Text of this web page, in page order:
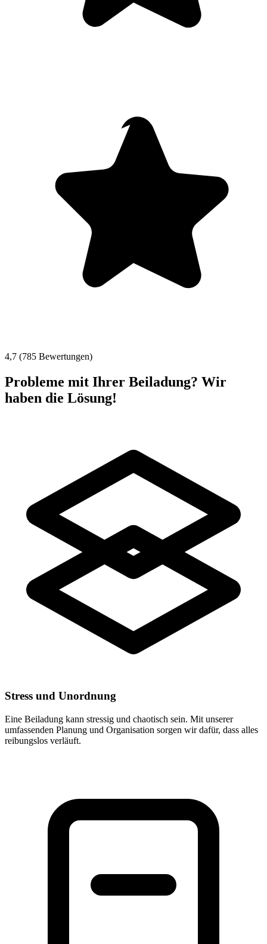
4,7 (785 Bewertungen)
Probleme mit Ihrer Beiladung? Wir
haben die Lösung!
Stress und Unordnung
Eine Beiladung kann stressig und chaotisch sein. Mit unserer
umfassenden Planung und Organisation sorgen wir dafür, dass alles
reibungslos verläuft.